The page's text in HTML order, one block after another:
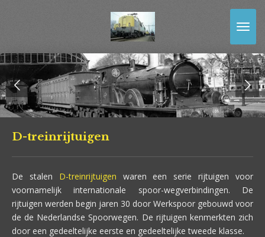
de
hoofdinhoud
D-treinrijtuigen
De stalen D-treinrijtuigen waren een serie rijtuigen voor
voornamelijk internationale spoor-wegverbindingen. De
rijtuigen werden begin jaren 30 door Werkspoor gebouwd voor
de de Nederlandse Spoorwegen. De rijtuigen kenmerkten zich
door een gedeeltelijke eerste en gedeeltelijke tweede klasse.